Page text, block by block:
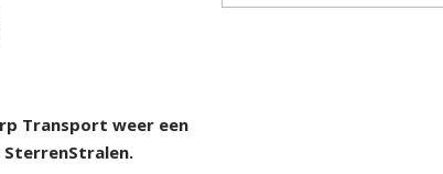
Transport weer een